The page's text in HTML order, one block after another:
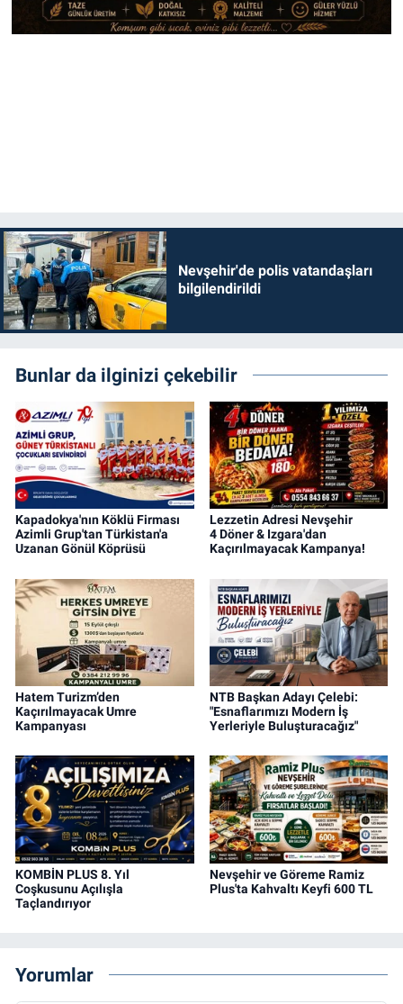
Nevşehir'de polis vatandaşları
bilgilendirildi
Bunlar da ilginizi çekebilir
Kapadokya'nın Köklü Firması
Azimli Grup'tan Türkistan'a
Uzanan Gönül Köprüsü
Lezzetin Adresi Nevşehir
4 Döner & Izgara'dan
Kaçırılmayacak Kampanya!
Hatem Turizm’den
Kaçırılmayacak Umre
Kampanyası
NTB Başkan Adayı Çelebi:
"Esnaflarımızı Modern İş
Yerleriyle Buluşturacağız"
KOMBİN PLUS 8. Yıl
Coşkusunu Açılışla
Taçlandırıyor
Nevşehir ve Göreme Ramiz
Plus'ta Kahvaltı Keyfi 600 TL
Yorumlar